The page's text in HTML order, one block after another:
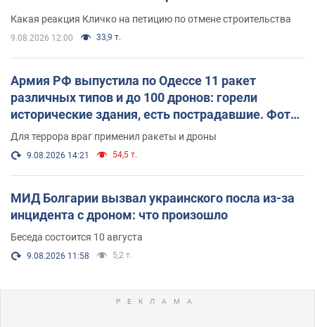
Какая реакция Кличко на петицию по отмене строительства
9.08.2026 12:00 33,9 т.
Армия РФ выпустила по Одессе 11 ракет
различных типов и до 100 дронов: горели
исторические здания, есть пострадавшие. Фото
и видео
Для террора враг применил ракеты и дроны
9.08.2026 14:21 54,5 т.
МИД Болгарии вызвал украинского посла из-за
инцидента с дроном: что произошло
Беседа состоится 10 августа
9.08.2026 11:58 5,2 т.